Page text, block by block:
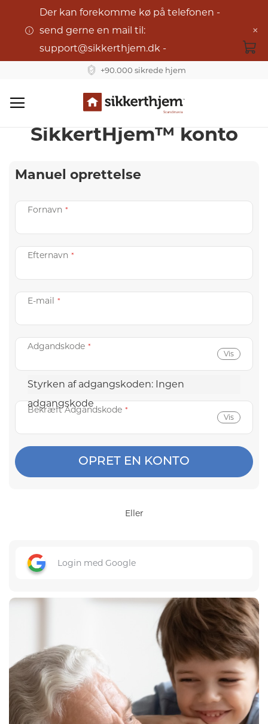
Der kan forekomme kø på telefonen -
send gerne en mail til:
support@sikkerthjem.dk -
×
+90.000 sikrede hjem
to
Opret en Mit
SikkertHjem™ konto
Manuel oprettelse
Fornavn
Efternavn
E-mail
Adgandskode
Styrken af adgangskoden: Ingen
adgangskode
Vis
Bekræft Adgandskode
Vis
OPRET EN KONTO
Eller
Login med Google